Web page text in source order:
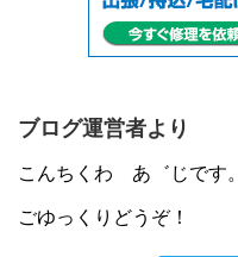
ブログ運営者より
こんちくわ あ゛じです。
ごゆっくりどうぞ！